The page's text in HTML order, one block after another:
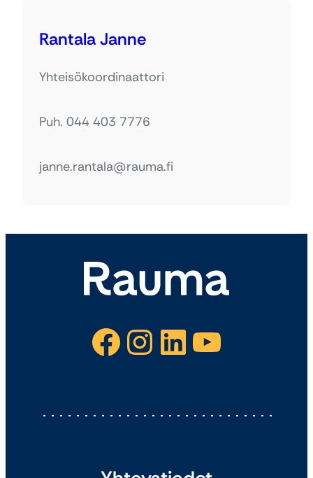
Rantala Janne
Yhteisökoordinaattori
Puh. 044 403 7776
janne.rantala@rauma.fi
Facebook Instagram LinkedIn YouTube